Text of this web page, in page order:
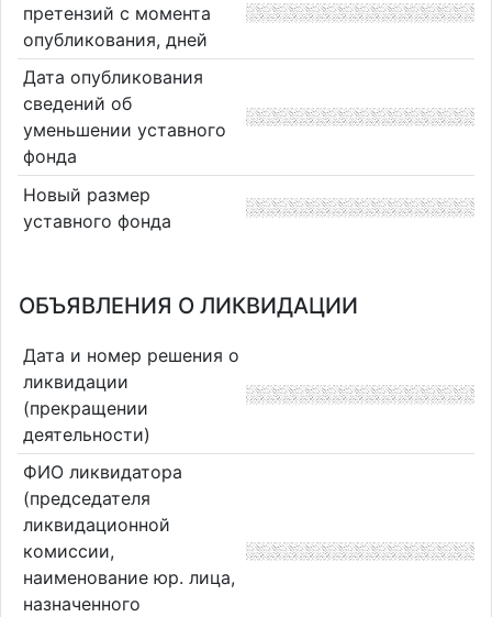
претензий с момента
опубликования, дней
Дата опубликования
сведений об
уменьшении уставного
фонда
Новый размер
уставного фонда
ОБЪЯВЛЕНИЯ О ЛИКВИДАЦИИ
Дата и номер решения о
ликвидации
(прекращении
деятельности)
ФИО ликвидатора
(председателя
ликвидационной
комиссии,
наименование юр. лица,
назначенного